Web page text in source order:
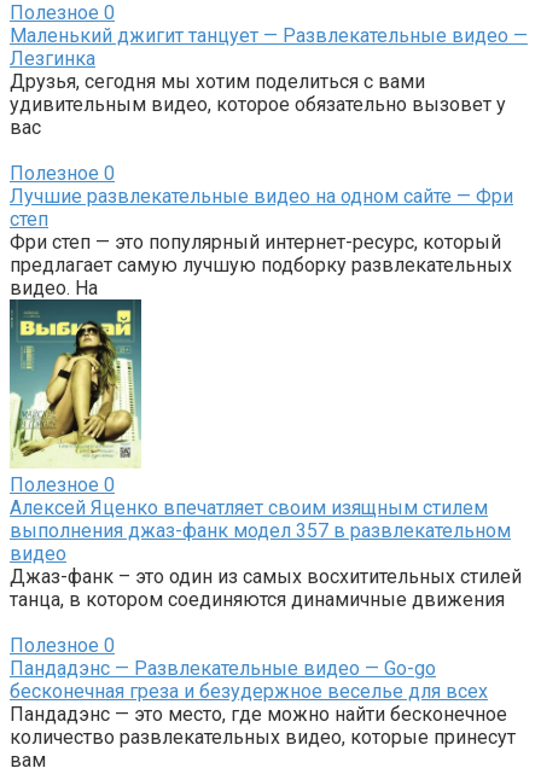
Полезное 0
Маленький джигит танцует — Развлекательные видео —
Лезгинка
Друзья, сегодня мы хотим поделиться с вами
удивительным видео, которое обязательно вызовет у
вас
Полезное 0
Лучшие развлекательные видео на одном сайте — Фри
степ
Фри степ — это популярный интернет-ресурс, который
предлагает самую лучшую подборку развлекательных
видео. На
Полезное 0
Алексей Яценко впечатляет своим изящным стилем
выполнения джаз-фанк модел 357 в развлекательном
видео
Джаз-фанк – это один из самых восхитительных стилей
танца, в котором соединяются динамичные движения
Полезное 0
Пандадэнс — Развлекательные видео — Go-go
бесконечная греза и безудержное веселье для всех
Пандадэнс — это место, где можно найти бесконечное
количество развлекательных видео, которые принесут
вам